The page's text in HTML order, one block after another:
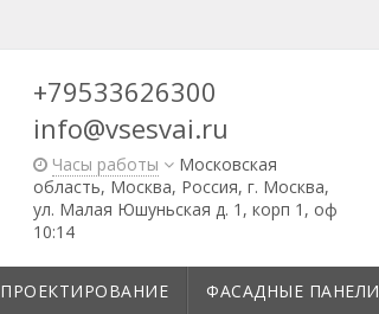
+79533626300
info@vsesvai.ru
Часы работы
Московская
область, Москва, Россия, г. Москва,
ул. Малая Юшуньская д. 1, корп 1, оф
10:14
ПРОЕКТИРОВАНИЕ ФАСАДНЫЕ ПАНЕЛИ